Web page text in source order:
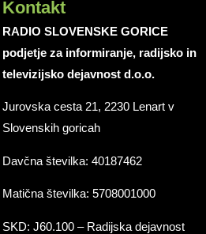
Kontakt
RADIO SLOVENSKE GORICE
podjetje za informiranje, radijsko in
televizijsko dejavnost d.o.o.
Jurovska cesta 21, 2230 Lenart v
Slovenskih goricah
Davčna številka: 40187462
Matična številka: 5708001000
SKD: J60.100 – Radijska dejavnost